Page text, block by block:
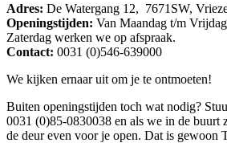
Adres: De Watergang 12, 7671SW,
Openingstijden: Van Maandag t/m
Zaterdag werken we op afspraak.
Contact: 0031 (0)546-639000
We kijken ernaar uit om je te ontmoeten!
Buiten openingstijden toch wat nodig?
0031 (0)85-0830038 en als we in de buurt
de deur even voor je open. Dat is gewoon